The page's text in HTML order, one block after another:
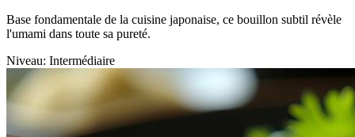
Base fondamentale de la cuisine japonaise, ce bouillon subtil révèle
l'umami dans toute sa pureté.
Niveau: Intermédiaire